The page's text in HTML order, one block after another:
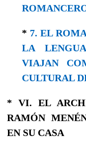
* 7. EL
LA
VIAJAN
CULTURAL
* VI. EL
RAMÓN
EN SU CASA